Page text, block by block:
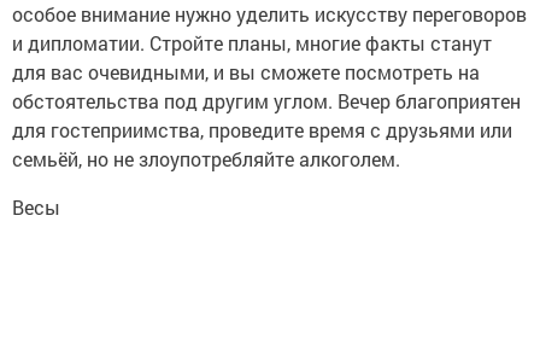
особое внимание нужно уделить искусству переговоров
и дипломатии. Стройте планы, многие факты станут
для вас очевидными, и вы сможете посмотреть на
обстоятельства под другим углом. Вечер благоприятен
для гостеприимства, проведите время с друзьями или
семьёй, но не злоупотребляйте алкоголем.
Весы